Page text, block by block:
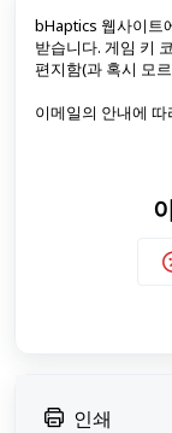
bHaptics 웹사이트
받습니다. 게임 키
편지함(과 혹시 모
이메일의 안내에
인쇄